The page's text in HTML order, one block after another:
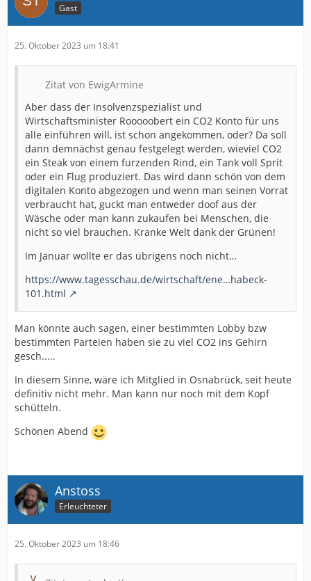
Gast
25. Oktober 2023 um 18:41
Zitat von EwigArmine
Aber dass der Insolvenzspezialist und
Wirtschaftsminister Rooooobert ein CO2 Konto für uns
alle einführen will, ist schon angekommen, oder? Da soll
dann demnächst genau festgelegt werden, wieviel CO2
ein Steak von einem furzenden Rind, ein Tank voll Sprit
oder ein Flug produziert. Das wird dann schön von dem
digitalen Konto abgezogen und wenn man seinen Vorrat
verbraucht hat, guckt man entweder doof aus der
Wäsche oder man kann zukaufen bei Menschen, die
nicht so viel brauchen. Kranke Welt dank der Grünen!
Im Januar wollte er das übrigens noch nicht…
https://www.tagesschau.de/wirtschaft/ene…habeck-
101.html
Man könnte auch sagen, einer bestimmten Lobby bzw
bestimmten Parteien haben sie zu viel CO2 ins Gehirn
gesch.....
In diesem Sinne, wäre ich Mitglied in Osnabrück, seit heute
definitiv nicht mehr. Man kann nur noch mit dem Kopf
schütteln.
Schönen Abend
Anstoss
Erleuchteter
25. Oktober 2023 um 18:46